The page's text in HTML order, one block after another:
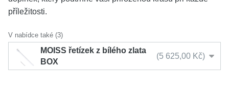
příležitosti.
V nabídce také (3)
MOISS řetízek z bílého zlata
BOX
5 625,00 Kč